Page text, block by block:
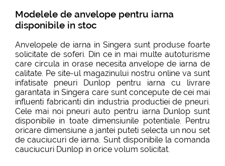
Modelele de anvelope pentru iarna
disponibile in stoc
Anvelopele de iarna in Singera sunt produse foarte
solicitate de soferi. Din ce in mai multe autoturisme
care circula in orase necesita anvelope de iarna de
calitate. Pe site-ul magazinului nostru online va sunt
infatisate pneuri Dunlop pentru iarna cu livrare
garantata in Singera care sunt concepute de cei mai
influenti fabricanti din industria productiei de pneuri.
Cele mai noi pneuri auto pentru iarna Dunlop sunt
disponibile in toate dimensiunile potentiale. Pentru
oricare dimensiune a jantei puteti selecta un nou set
de cauciucuri de iarna. Sunt disponibile la comanda
cauciucuri Dunlop in orice volum solicitat.